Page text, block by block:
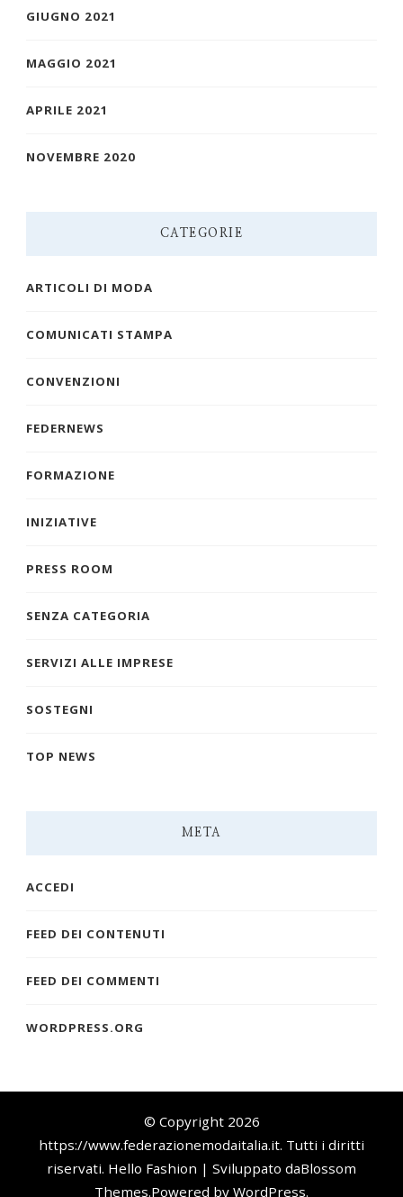
GIUGNO 2021
MAGGIO 2021
APRILE 2021
NOVEMBRE 2020
CATEGORIE
ARTICOLI DI MODA
COMUNICATI STAMPA
CONVENZIONI
FEDERNEWS
FORMAZIONE
INIZIATIVE
PRESS ROOM
SENZA CATEGORIA
SERVIZI ALLE IMPRESE
SOSTEGNI
TOP NEWS
META
ACCEDI
FEED DEI CONTENUTI
FEED DEI COMMENTI
WORDPRESS.ORG
© Copyright 2026
https://www.federazionemodaitalia.it. Tutti i diritti
riservati. Hello Fashion | Sviluppato daBlossom
Themes.Powered by WordPress.